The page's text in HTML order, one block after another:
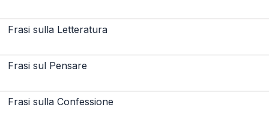
Frasi sulla Letteratura
Frasi sul Pensare
Frasi sulla Confessione